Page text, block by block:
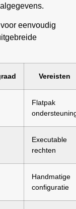
eenvoudig
Vereisten
Flatpak
Executable
rechten
Handmatige
configuratie